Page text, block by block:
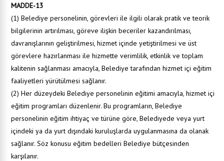
MADDE-13
(1) Belediye personelinin, görevleri ile ilgili olarak pratik ve teorik
bilgilerinin artırılması, göreve ilişkin beceriler kazandırılması,
davranışlarının geliştirilmesi, hizmet içinde yetiştirilmesi ve üst
görevlere hazırlanması ile hizmette verimlilik, etkinlik ve toplam
kalitenin sağlanması amacıyla, Belediye tarafından hizmet içi eğitim
faaliyetleri yürütülmesi sağlanır.
(2) Her düzeydeki Belediye personelinin eğitimi amacıyla, hizmet içi
eğitim programları düzenlenir. Bu programların, Belediye
personelinin eğitim ihtiyaç ve türüne göre, Belediyede veya yurt
içindeki ya da yurt dışındaki kuruluşlarda uygulanmasına da olanak
sağlanır. Söz konusu eğitim bedelleri Belediye bütçesinden
karşılanır.